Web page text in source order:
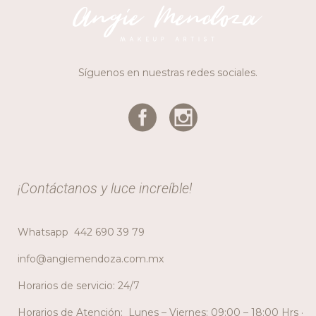
Síguenos en nuestras redes sociales.
¡Contáctanos y luce increíble!
Whatsapp 442 690 39 79
info@angiemendoza.com.mx
Horarios de servicio: 24/7
Horarios de Atención: Lunes – Viernes: 09:00 – 18:00 Hrs ·